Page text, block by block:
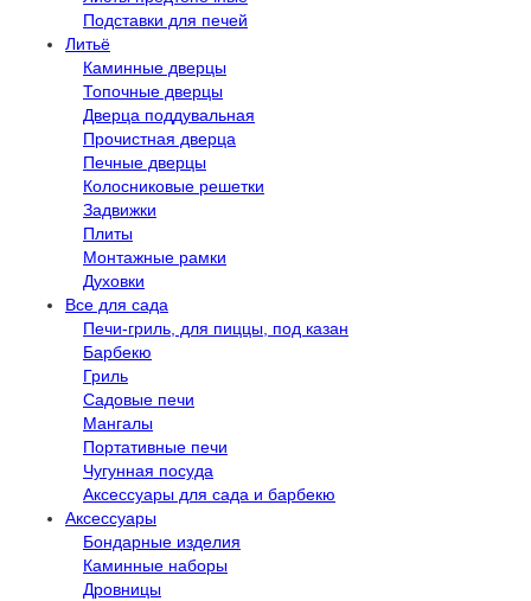
Подставки для печей
Литьё
Каминные дверцы
Топочные дверцы
Дверца поддувальная
Прочистная дверца
Печные дверцы
Колосниковые решетки
Задвижки
Плиты
Монтажные рамки
Духовки
Все для сада
Печи-гриль, для пиццы, под казан
Барбекю
Гриль
Садовые печи
Мангалы
Портативные печи
Чугунная посуда
Аксессуары для сада и барбекю
Аксессуары
Бондарные изделия
Каминные наборы
Дровницы